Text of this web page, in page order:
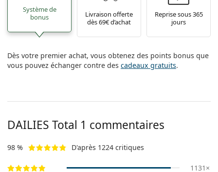
Système de
bonus
Livraison offerte
dès 69€ d’achat
Reprise sous 365
jours
Dès votre premier achat, vous obtenez des points bonus que
vous pouvez échanger contre des cadeaux gratuits.
DAILIES Total 1 commentaires
98 % D'après 1224 critiques
1131×